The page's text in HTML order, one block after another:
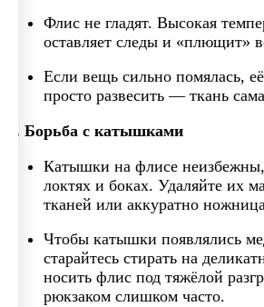
Флис не гладят. Высокая
оставляет следы и «плющит»
Если вещь сильно помялась,
просто развесить — ткань
4. Борьба с катышками
Катышки на флисе
локтях и боках. Удаляйте их
тканей или аккуратно
Чтобы катышки появлялись
старайтесь стирать на
носить флис под тяжёлой
рюкзаком слишком часто.